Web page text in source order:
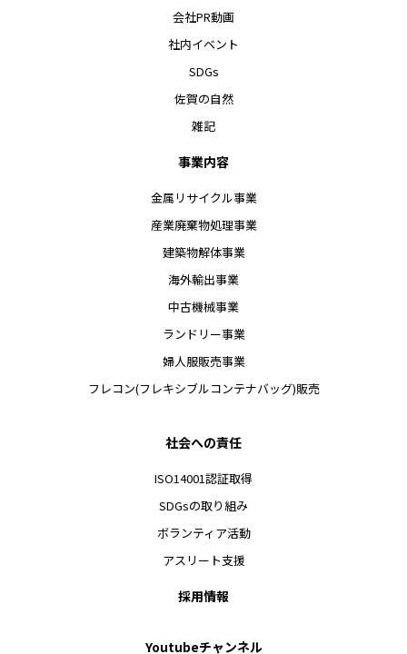
会社PR動画
社内イベント
SDGs
佐賀の自然
雑記
事業内容
金属リサイクル事業
産業廃棄物処理事業
建築物解体事業
海外輸出事業
中古機械事業
ランドリー事業
婦人服販売事業
フレコン(フレキシブルコンテナバッグ)販売
社会への責任
ISO14001認証取得
SDGsの取り組み
ボランティア活動
アスリート支援
採用情報
Youtubeチャンネル